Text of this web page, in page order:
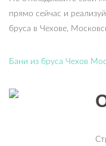
прямо сейчас и
бруса в Чехове,
Бани из бруса Чехов